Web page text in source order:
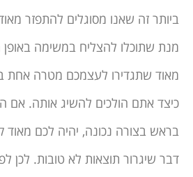
ביותר זה שאנו מסוגלים להתפזר
מנת שתוכלו להצליח במשימה
מאוד שתגדירו לעצמכם מטרה אחת
כיצד אתם הולכים להשיג אותה. אם
בראש בצורה נכונה, יהיה לכם
דבר שיגרור תוצאות לא טובות. לכן